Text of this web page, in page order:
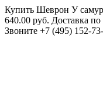
Купить Шеврон У
640.00 руб. Доставка
Звоните +7 (495) 152-